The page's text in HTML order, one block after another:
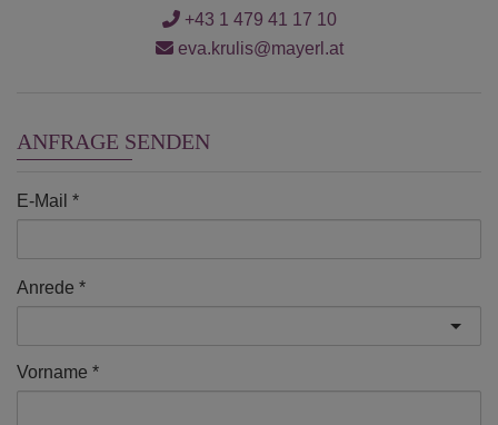
+43 1 479 41 17 10
eva.krulis@mayerl.at
ANFRAGE SENDEN
E-Mail
Anrede
Vorname